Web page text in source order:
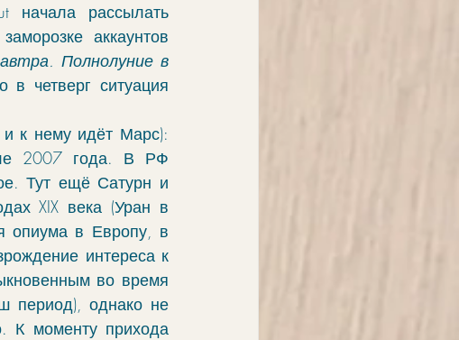
начала рассылать
аккаунтов
Полнолуние в
в четверг ситуация
к нему идёт Марс):
2007 года. В РФ
Тут ещё Сатурн и
XIX века (Уран в
опиума в Европу, в
интереса к
во время
период), однако не
К моменту прихода